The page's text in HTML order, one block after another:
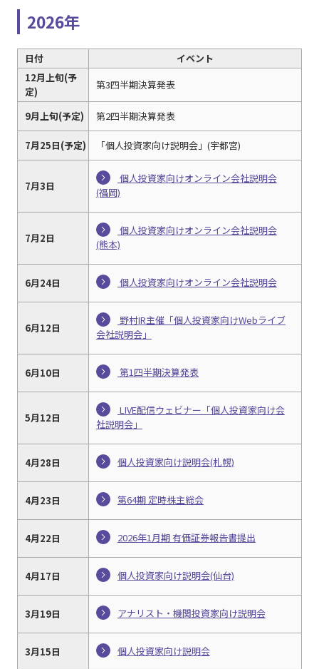
2026年
日付
イベント
12月上旬(予
定)
第3四半期決算発表
9月上旬(予定) 第2四半期決算発表
7月25日(予定) 「個人投資家向け説明会」(宇都宮)
7月3日
個人投資家向けオンライン会社説明会
(福岡)
7月2日
個人投資家向けオンライン会社説明会
(熊本)
6月24日 個人投資家向けオンライン会社説明会
6月12日
野村IR主催「個人投資家向けWebライブ
会社説明会」
6月10日 第1四半期決算発表
5月12日
LIVE配信ウェビナー「個人投資家向け会
社説明会」
4月28日 個人投資家向け説明会(札幌)
4月23日 第64期 定時株主総会
4月22日 2026年1月期 有価証券報告書提出
4月17日 個人投資家向け説明会(仙台)
3月19日 アナリスト・機関投資家向け説明会
3月15日 個人投資家向け説明会